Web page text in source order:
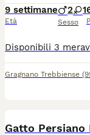
9 settimane
Età
2 1
Sesso
Gragnano Trebbiense
Gatto Persiano